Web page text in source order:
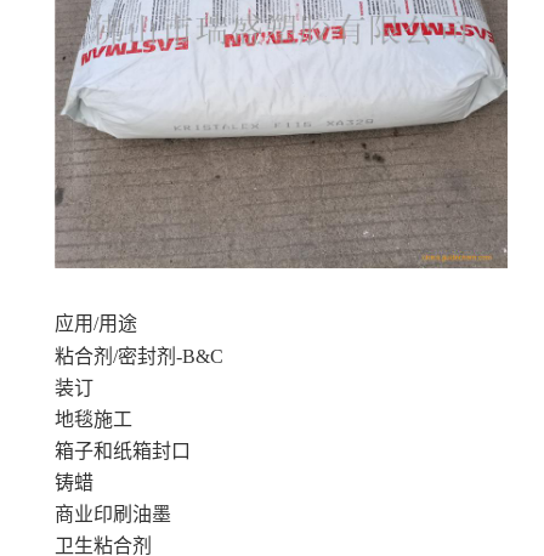
应用/用途
粘合剂/密封剂-B&C
装订
地毯施工
箱子和纸箱封口
铸蜡
商业印刷油墨
卫生粘合剂